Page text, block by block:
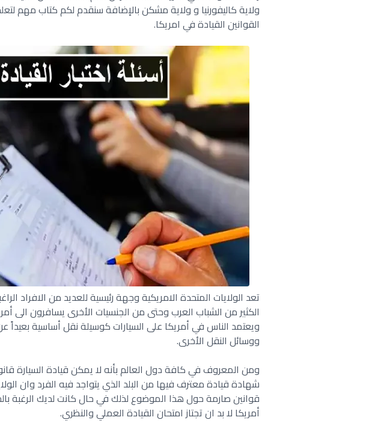
ولاية كاليفورنيا و ولاية مشكن بالإضافة سنقدم لكم كتاب مهم
القوانين القيادة في امريكا.
تعد الولايات المتحدة الامريكية وجهة رئيسية للعديد من الافراد
الكثير من الشباب العرب وحتى من الجنسيات الأخرى يسافرون الى
ويعتمد الناس في أمريكا على السيارات كوسيلة نقل أساسية بعيداً
ووسائل النقل الأخرى.
ومن المعروف في كافة دول العالم بأنه لا يمكن قيادة السيارة
شهادة قيادة معترف فيها من البلد الذي يتواجد فيه الفرد وان
قوانين صارمة حول هذا الموضوع لذلك في حال كانت لديك الرغبة
أمريكا لا بد ان تجتاز امتحان القيادة العملي والنظري.